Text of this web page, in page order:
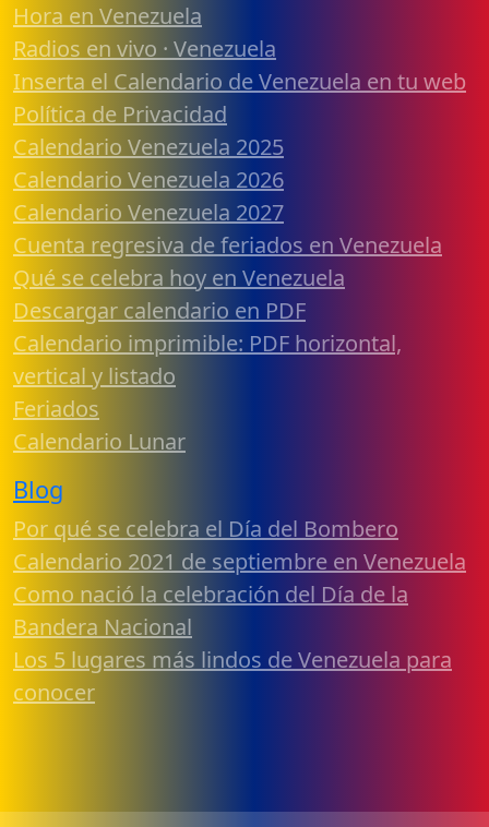
Hora en Venezuela
Radios en vivo · Venezuela
Inserta el Calendario de Venezuela en tu web
Política de Privacidad
Calendario Venezuela 2025
Calendario Venezuela 2026
Calendario Venezuela 2027
Cuenta regresiva de feriados en Venezuela
Qué se celebra hoy en Venezuela
Descargar calendario en PDF
Calendario imprimible: PDF horizontal,
vertical y listado
Feriados
Calendario Lunar
Blog
Por qué se celebra el Día del Bombero
Calendario 2021 de septiembre en Venezuela
Como nació la celebración del Día de la
Bandera Nacional
Los 5 lugares más lindos de Venezuela para
conocer